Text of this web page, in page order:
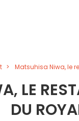
Matsuhisa Niwa, le
LE
DU